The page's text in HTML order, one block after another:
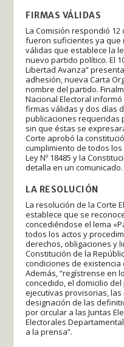
FIRMAS VÁLIDAS
La Comisión respondió
fueron suficientes ya que
válidas que establece la
nuevo partido político. El
Libertad Avanza”
adhesión, nueva Carta
nombre del partido.
Nacional Electoral
firmas válidas y dos días
publicaciones requeridas
sin que éstas se
Corte aprobó la
cumplimiento de todos
Ley Nº 18485 y la
detalla en un comunicado.
LA RESOLUCIÓN
La resolución de la Corte
establece que se
concediéndose el lema
todos los actos y
derechos, obligaciones y
Constitución de la
condiciones de existencia
Además, “regístrense en
concedido, el domicilio
ejecutivas provisorias,
designación de las
por circular a las Juntas
Electorales
a la prensa”.